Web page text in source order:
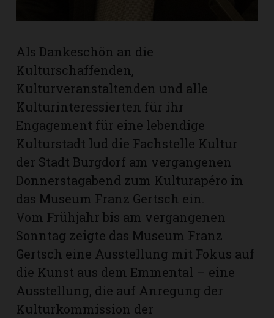
Als Dankeschön an die
Kulturschaffenden,
Kulturveranstaltenden und alle
Kulturinteressierten für ihr
Engagement für eine lebendige
Kulturstadt lud die Fachstelle Kultur
der Stadt Burgdorf am vergangenen
Donnerstagabend zum Kulturapéro in
das Museum Franz Gertsch ein.
Vom Frühjahr bis am vergangenen
Sonntag zeigte das Museum Franz
Gertsch eine Ausstellung mit Fokus auf
die Kunst aus dem Emmental – eine
Ausstellung, die auf Anregung der
Kulturkommission der